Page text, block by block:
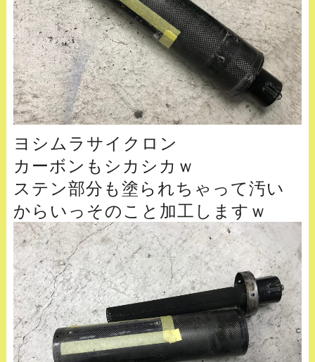
ヨシムラサイクロン
カーボンもシカシカｗ
ステン部分も塗られちゃって汚い
からいっそのこと加工しますｗ